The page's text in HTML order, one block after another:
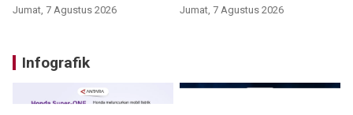
Jumat, 7 Agustus 2026 Jumat, 7 Agustus 2026
Infografik